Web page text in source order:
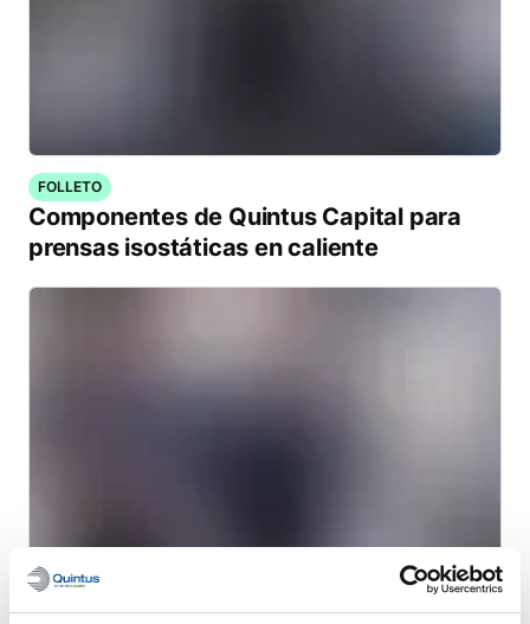
FOLLETO
Componentes de Quintus Capital para
prensas isostáticas en caliente